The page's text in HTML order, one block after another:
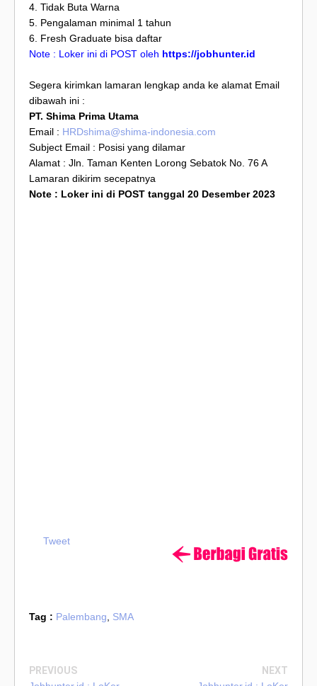
4. Tidak Buta Warna
5. Pengalaman minimal 1 tahun
6. Fresh Graduate bisa daftar
Note : Loker ini di POST oleh https://jobhunter.id
Segera kirimkan lamaran lengkap anda ke alamat Email
dibawah ini :
PT. Shima Prima Utama
Email : HRDshima@shima-indonesia.com
Subject Email : Posisi yang dilamar
Alamat : Jln. Taman Kenten Lorong Sebatok No. 76 A
Lamaran dikirim secepatnya
Note : Loker ini di POST tanggal 20 Desember 2023
Tweet
Tag : Palembang SMA
PREVIOUS
NEXT